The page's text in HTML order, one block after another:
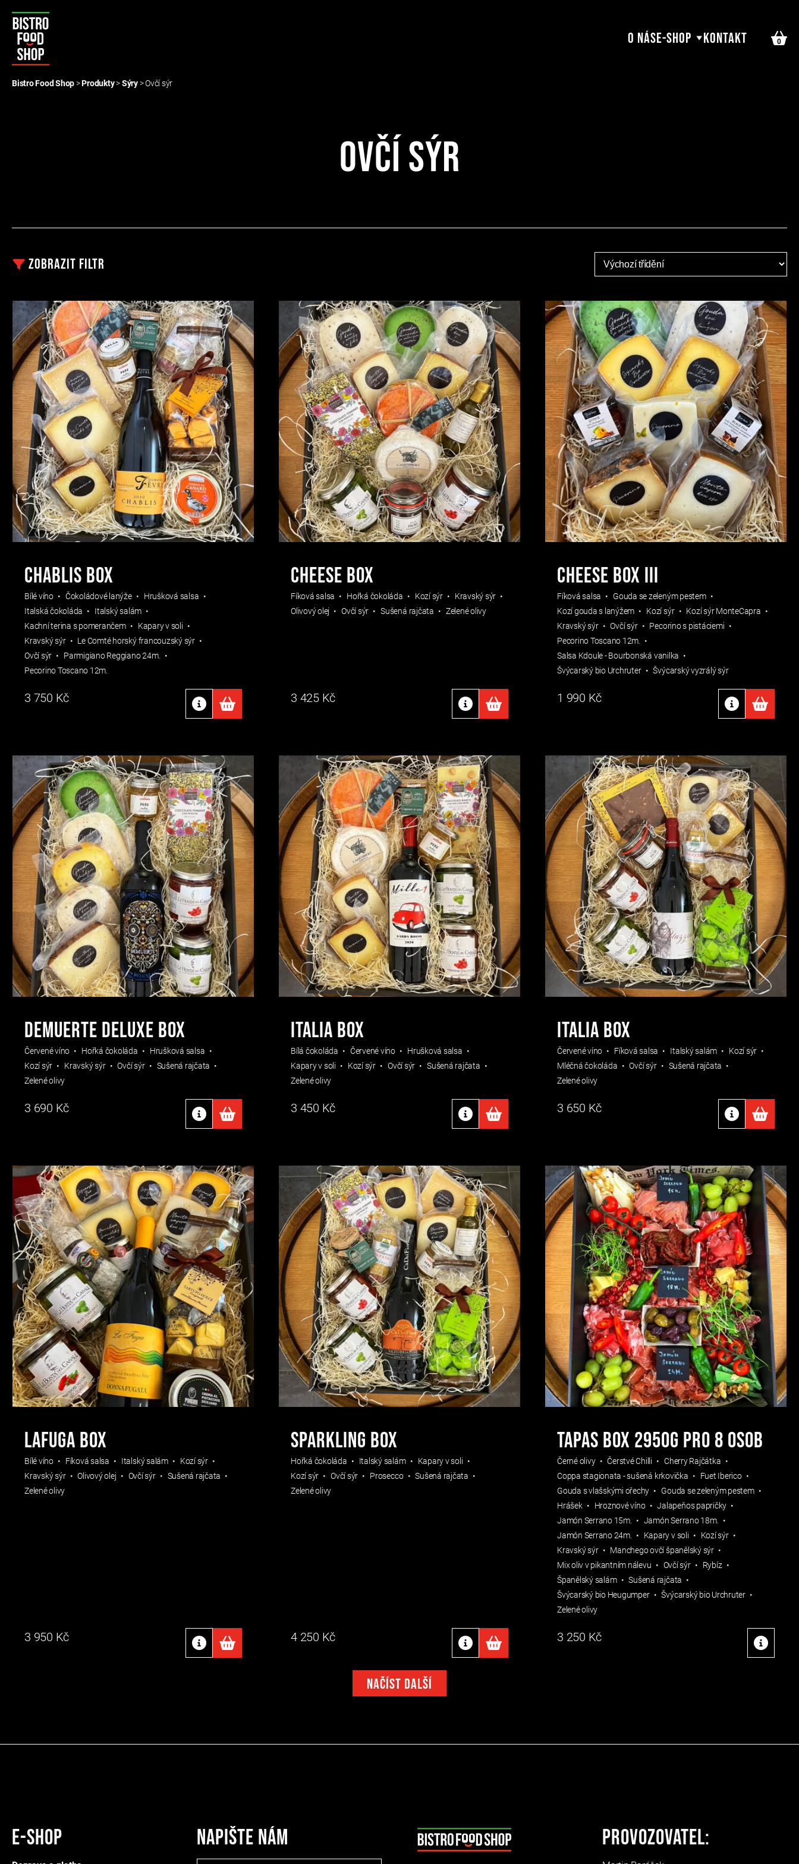
Food
O násE-shop Kontakt 0
Bistro Food Shop>Produkty>Sýry>Ovčí sýr
Ovčí sýr
Zobrazit filtr
Chablis box
Bílé víno Čokoládové lanýže
Hrušková salsa
Italská čokoláda
Italský salám
Kachní terina s pomerančem
Kapary v soli
Kravský sýr
Le Comté horský francouzský sýr
Ovčí sýr
Parmigiano Reggiano 24m.
Pecorino Toscano 12m.
3 750 Kč
Cheese box
Fíková salsa Hořká čokoláda Kozí sýr
Kravský sýr
Olivový olej
Ovčí sýr Sušená rajčata Zelené olivy
3 425 Kč
CHEESE BOX III
Fíková salsa
Gouda se zeleným pestem
Kozí gouda s lanýžem
Kozí sýr
Kozí sýr MonteCapra
Kravský sýr
Ovčí sýr
Pecorino s pistáciemi
Pecorino Toscano 12m.
Salsa Kdoule - Bourbonská vanilka
Švýcarský bio Urchruter
Švýcarský vyzrálý sýr
1 990 Kč
Demuerte Deluxe box
Červené víno Hořká čokoláda
Hrušková salsa
Kozí sýr
Kravský sýr Ovčí sýr
Sušená rajčata
Zelené olivy
3 690 Kč
Italia box
Bílá čokoláda Červené víno
Hrušková salsa
Kapary v soli
Kozí sýr Ovčí sýr
Sušená rajčata
Zelené olivy
3 450 Kč
Italia box
Červené víno Fíková salsa Italský salám
Kozí sýr
Mléčná čokoláda
Ovčí sýr
Sušená rajčata
Zelené olivy
3 650 Kč
LaFuga Box
Bílé víno Fíková salsa Italský salám
Kozí sýr
Kravský sýr
Olivový olej Ovčí sýr
Sušená rajčata
Zelené olivy
3 950 Kč
Sparkling box
Hořká čokoláda Italský salám
Kapary v soli
Kozí sýr
Ovčí sýr Prosecco
Sušená rajčata
Zelené olivy
4 250 Kč
TAPAS BOX 2950g pro 8 osob
Černé olivy Čerstvé Chilli
Cherry Rajčátka
Coppa stagionata - sušená krkovička
Fuet Iberico
Gouda s vlašskými ořechy
Gouda se zeleným pestem
Hrášek
Hroznové víno
Jalapeňos papričky
Jamón Serrano 15m.
Jamón Serrano 18m.
Jamón Serrano 24m.
Kapary v soli
Kozí sýr
Kravský sýr
Manchego ovčí španělský sýr
Mix oliv v pikantním nálevu
Ovčí sýr
Rybíz
Španělský salám
Sušená rajčata
Švýcarský bio Heugumper
Švýcarský bio Urchruter
Zelené olivy
3 250 Kč
Načíst další
E-shop Napište nám Provozovatel: